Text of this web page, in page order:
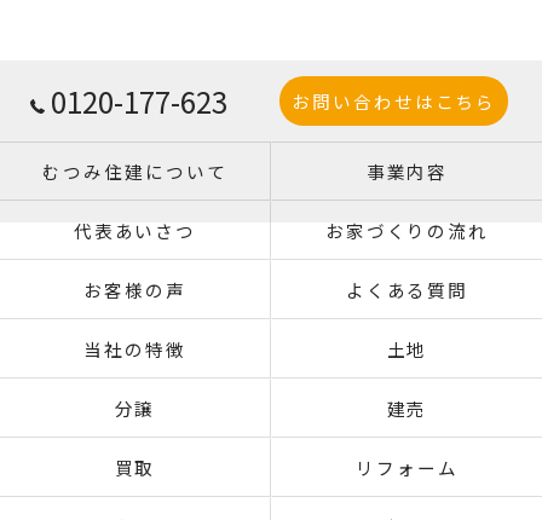
0120-177-623 お問い合わせはこちら
むつみ住建について 事業内容
代表あいさつ お家づくりの流れ
お客様の声 よくある質問
当社の特徴 土地
分譲 建売
買取 リフォーム